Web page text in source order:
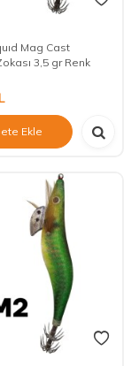
Mag Cast
3,5 gr Renk
Ekle